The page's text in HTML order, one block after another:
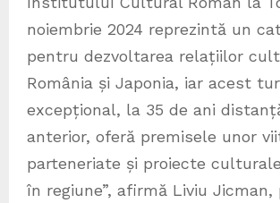
noiembrie 2024 reprezintă un
pentru dezvoltarea relațiilor
România și Japonia, iar acest
excepțional, la 35 de ani
anterior, oferă premisele unor
parteneriate și proiecte
în regiune”, afirmă Liviu Jicman,